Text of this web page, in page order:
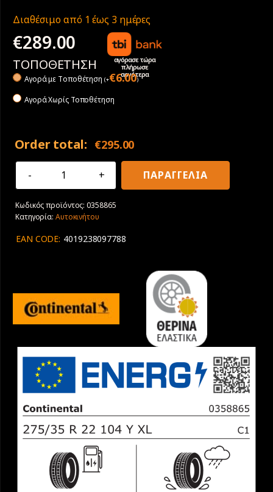
Διαθέσιμο από 1 έως 3 ημέρες
€289.00
αγόρασε τώρα
πλήρωσε
αργότερα
ΤΟΠΟΘΕΤΗΣΗ
Αγορά με Tοποθέτηση (+€6.00)
Αγορά Χωρίς Τοποθέτηση
Order total: €295.00
275/35R22
Continental
PremiumContact
ποσότητα
ΠΑΡΑΓΓΕΛΙΑ
Κωδικός προϊόντος:0358865
Κατηγορία: Αυτοκινήτου
EAN CODE: 4019238097788